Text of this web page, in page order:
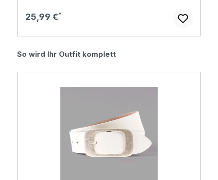
Regulärer Preis:
25,99 €
Produktgalerie überspringen
So wird Ihr Outfit komplett